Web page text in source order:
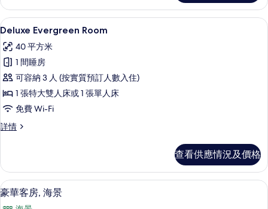
片
View
詳
情
載
入
所
有
Deluxe
Evergreen
Room
的
Deluxe Evergreen Room | 迷你吧、
8
Deluxe Evergreen Room
40 平方米
1 間睡房
可容納 3 人 (按實質預訂人數入住)
1 張特大雙人床或 1 張單人床
免費 Wi-Fi
詳情
Deluxe
情
查看供應情況及價格
載
入
迷你吧、房內夾萬、書桌、遮光窗簾/
5
豪華客房, 海景